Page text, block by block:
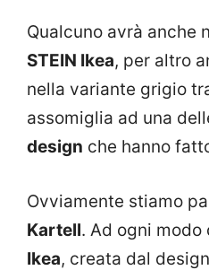
Qualcuno avrà anche
STEIN Ikea, per altro
nella variante grigio
assomiglia ad una
design che hanno
Ovviamente stiamo
Kartell. Ad ogni modo
Ikea, creata dal